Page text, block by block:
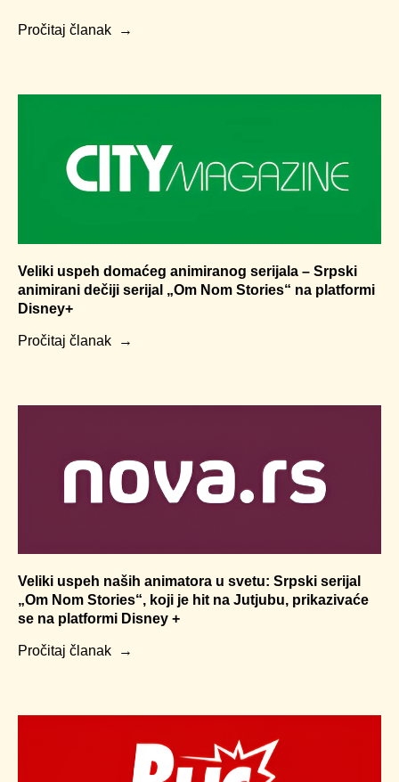
Pročitaj članak
Veliki uspeh domaćeg animiranog serijala – Srpski
animirani dečiji serijal „Om Nom Stories“ na platformi
Disney+
Pročitaj članak
Veliki uspeh naših animatora u svetu: Srpski serijal
„Om Nom Stories“, koji je hit na Jutjubu, prikazivaće
se na platformi Disney +
Pročitaj članak